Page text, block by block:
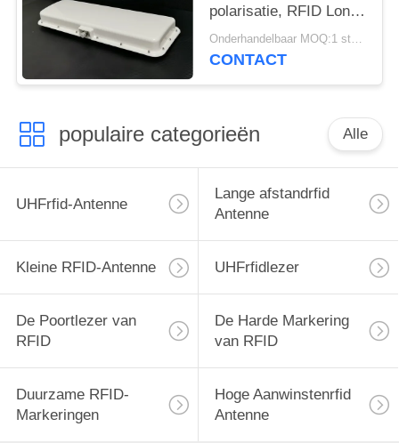
polarisatie, RFID Long
Range Antenna 15-20m
voor voertuigbeheer
Onderhandelbaar MOQ:1 stuks
CONTACT
populaire categorieën Alle
UHFrfid-Antenne
Lange afstandrfid
Antenne
Kleine RFID-Antenne UHFrfidlezer
De Poortlezer van
RFID
De Harde Markering
van RFID
Duurzame RFID-
Markeringen
Hoge Aanwinstenrfid
Antenne